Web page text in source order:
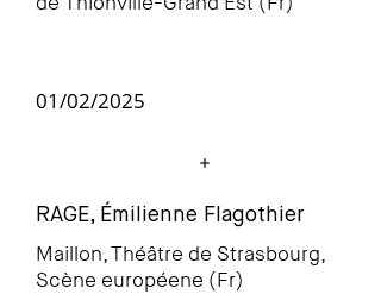
01/02/2025
RAGE, Émilienne Flagothier
Maillon, Théâtre de Strasbourg,
Scène européene (Fr)